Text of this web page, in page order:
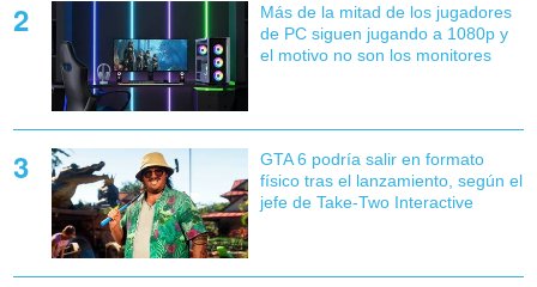
Más de la mitad de los jugadores
de PC siguen jugando a 1080p y
el motivo no son los monitores
GTA 6 podría salir en formato
físico tras el lanzamiento, según el
jefe de Take-Two Interactive